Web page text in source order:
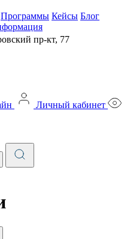
Программы Кейсы Блог
пр-кт, 77
Личный кабинет